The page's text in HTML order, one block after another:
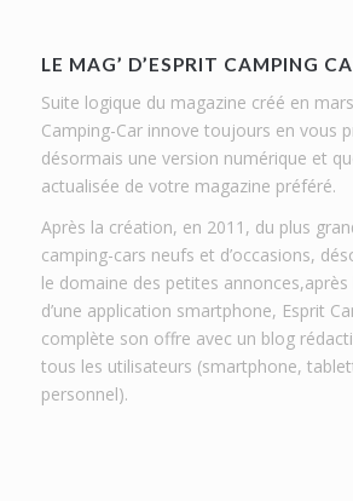
LE MAG’ D’ESPRIT CAMPING
Suite logique du magazine créé en
Camping-Car innove toujours en vous
désormais une version numérique et
actualisée de votre magazine préféré.
Après la création, en 2011, du plus
camping-cars neufs et d’occasions,
le domaine des petites
d’une application smartphone, Esprit
complète son offre avec un blog
tous les utilisateurs (smartphone,
personnel).